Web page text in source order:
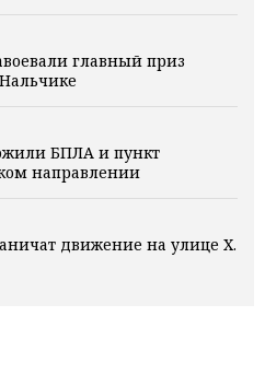
главный приз
БПЛА и пункт
направлении
движение на улице Х.